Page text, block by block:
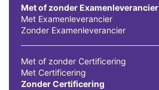
Met of zonder Examenleverancier
Met Examenleverancier
Zonder Examenleverancier
Met of zonder Certificering
Met Certificering
Zonder Certificering